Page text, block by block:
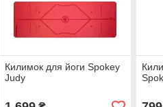
Килимок для йоги Spokey
Judy